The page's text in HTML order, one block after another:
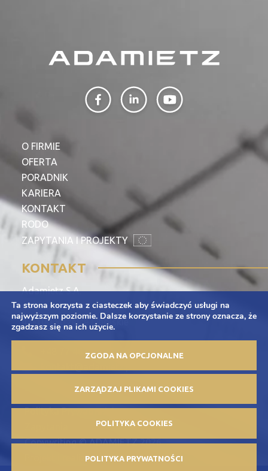
O FIRMIE
OFERTA
PORADNIK
KARIERA
KONTAKT
RODO
ZAPYTANIA I PROJEKTY
KONTAKT
Adamietz S.A.
ul. Braci Prankel 1
47-100 Strzelce Opolskie
+48 77 463 00 65
Polityka Prywatności
Copywriting © ADAMIETZ 2026
Projekt i realizacja: Offteam.pl
Ta strona korzysta z ciasteczek aby świadczyć usługi na
najwyższym poziomie. Dalsze korzystanie ze strony oznacza, że
zgadzasz się na ich użycie.
ZGODA NA OPCJONALNE
ZARZĄDZAJ PLIKAMI COOKIES
POLITYKA PRYWATNOŚCI
POLITYKA COOKIES